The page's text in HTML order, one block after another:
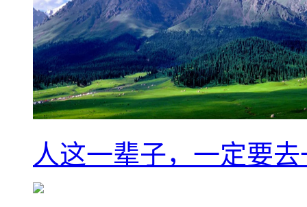
人这一辈子，一定要